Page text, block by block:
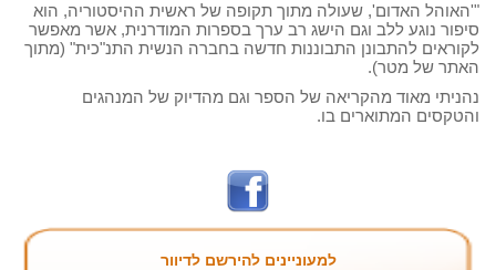
"'האוהל האדום', שעולה מתוך תקופה של ראשית ההיסטוריה, הוא
סיפור נוגע ללב וגם הישג רב ערך בספרות המודרנית, אשר מאפשר
לקוראים להתבונן התבוננות חדשה בחברה הנשית התנ"כית" (מתוך
האתר של מטר).
נהניתי מאוד מהקריאה של הספר וגם מהדיוק של המנהגים
והטקסים המתוארים בו.
למעוניינים להירשם לדיוור